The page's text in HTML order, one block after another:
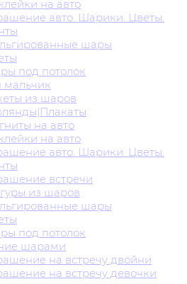
на авто
авто. Шарики. Цветы.
шары
под потолок
мальчик
из шаров
на авто
на авто
авто. Шарики. Цветы.
встречи
из шаров
шары
под потолок
шарами
на встречу двойни
на встречу девочки